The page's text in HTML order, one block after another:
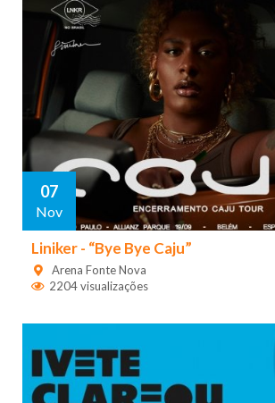
07
Nov
Liniker - “Bye Bye Caju”
Arena Fonte Nova
2204 visualizações